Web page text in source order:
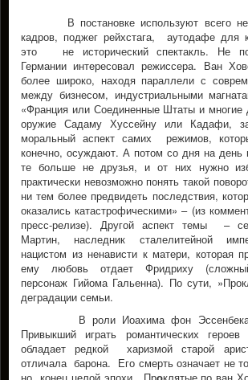
В постановке используют всего
кадров, поджег рейхстага, аутодафе для
это не исторический спектакль. Не
Германии интересовал режиссера. Ван
более широко, находя параллели с
между бизнесом, индустриальными
«Франция или Соединенные Штаты и многие
оружие Садаму Хуссейну или Кадафи,
моральный аспект самих режимов,
конечно, осуждают. А потом со дня на день
те больше не друзья, и от них нужно
практически невозможно понять такой
ни тем более предвидеть последствия,
оказались катастрофическими» – (из
пресс-релизе). Другой аспект темы –
Мартин, наследник сталелитейной
нацистом из ненависти к матери, которая
ему любовь отдает Фридриху
персонаж Гийома Гальенна). По сути,
деградации семьи.
В роли Иоахима фон Эссенбека
Привыкший играть романтических
обладает редкой харизмой старой
отличала барона. Его смерть означает не